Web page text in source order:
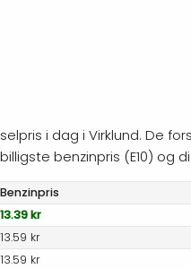
i dag i Virklund.
benzinpris (E10) og
Benzinpris
13.39 kr
13.59 kr
13.59 kr